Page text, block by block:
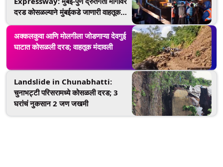
दरड कोसळल्याने मुंबईकडे जाणारी वाहतूक
ठप्प; Watch Video
अक्कलकुवा आणि मोलगीला जोडणाऱ्या देवगुई
घाटात कोसळली दरड; वाहतूक मंदावली
Landslide in Chunabhatti:
चुनाभट्टी परिसरामध्ये कोसळली दरड; 3
घरांचं नुकसान 2 जण जखमी